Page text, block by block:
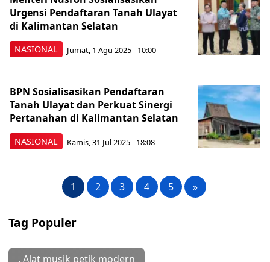
NASIONAL
Urgensi Pendaftaran Tanah Ulayat
di Kalimantan Selatan
Jumat, 1 Agu 2025 - 10:00
NASIONAL
BPN Sosialisasikan Pendaftaran
Tanah Ulayat dan Perkuat Sinergi
Pertanahan di Kalimantan Selatan
Kamis, 31 Jul 2025 - 18:08
1 2 3 4 5 »
Tag Populer
, Alat musik petik modern